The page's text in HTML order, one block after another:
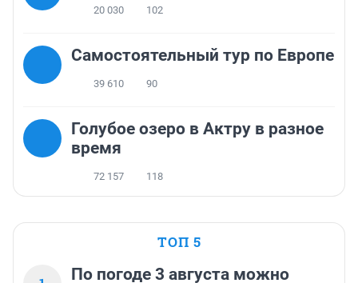
20 030 102
Самостоятельный тур по Европе
39 610 90
Голубое озеро в Актру в разное
время
72 157 118
ТОП 5
По погоде 3 августа можно